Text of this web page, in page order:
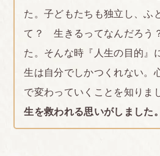
た。子どもたちも独立し、ふ
て？ 生きるってなんだろう
た。そんな時『人生の目的』
生は自分でしかつくれない。
で変わっていくことを知りま
生を救われる思いがしました。